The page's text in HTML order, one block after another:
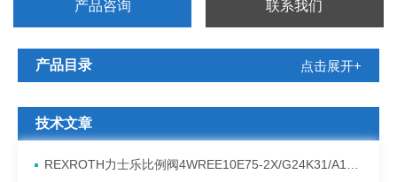
产品咨询 联系我们
产品目录 点击展开+
技术文章
REXROTH力士乐比例阀4WREE10E75-2X/G24K31/A1V原厂发货资料